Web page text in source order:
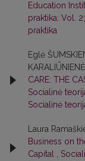
Education
praktika: Vol.
praktika
Eglė
KARALIŪNIENĖ,
CARE: THE
Socialinė
Socialinė
Laura
Business on
Capital